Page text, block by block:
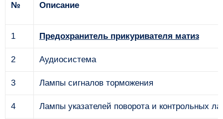
№ Описание
1 Предохранитель прикуривателя матиз
2 Аудиосистема
3 Лампы сигналов торможения
4 Лампы указателей поворота и контрольных